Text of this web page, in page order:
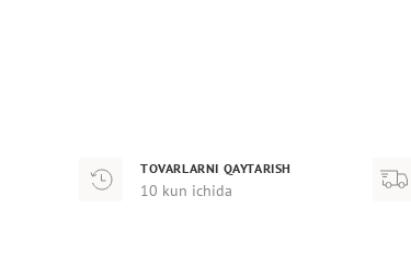
TOVARLARNI QAYTARISH
10 kun ichida